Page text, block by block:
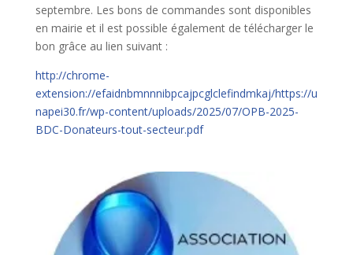
septembre. Les bons de commandes sont disponibles
en mairie et il est possible également de télécharger le
bon grâce au lien suivant :
http://chrome-
extension://efaidnbmnnnibpcajpcglclefindmkaj/https://u
napei30.fr/wp-content/uploads/2025/07/OPB-2025-
BDC-Donateurs-tout-secteur.pdf